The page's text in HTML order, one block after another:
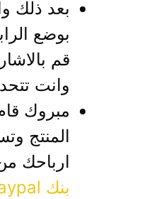
بعد ذلك
بوضع
قم
وانت
مبروك
المنتج
ارباحك
بنك paypal